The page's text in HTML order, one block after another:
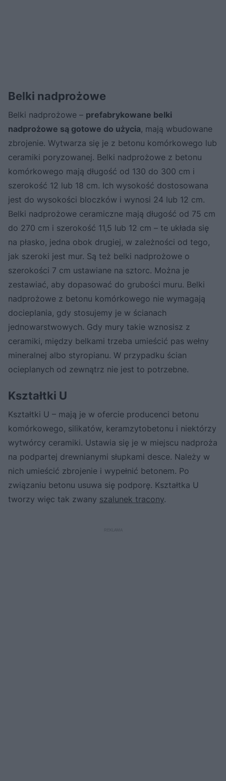
Belki nadprożowe
Belki nadprożowe – prefabrykowane belki
nadprożowe są gotowe do użycia, mają wbudowane
zbrojenie. Wytwarza się je z betonu komórkowego lub
ceramiki poryzowanej. Belki nadprożowe z betonu
komórkowego mają długość od 130 do 300 cm i
szerokość 12 lub 18 cm. Ich wysokość dostosowana
jest do wysokości bloczków i wynosi 24 lub 12 cm.
Belki nadprożowe ceramiczne mają długość od 75 cm
do 270 cm i szerokość 11,5 lub 12 cm – te układa się
na płasko, jedna obok drugiej, w zależności od tego,
jak szeroki jest mur. Są też belki nadprożowe o
szerokości 7 cm ustawiane na sztorc. Można je
zestawiać, aby dopasować do grubości muru. Belki
nadprożowe z betonu komórkowego nie wymagają
docieplania, gdy stosujemy je w ścianach
jednowarstwowych. Gdy mury takie wznosisz z
ceramiki, między belkami trzeba umieścić pas wełny
mineralnej albo styropianu. W przypadku ścian
ocieplanych od zewnątrz nie jest to potrzebne.
Kształtki U
Kształtki U – mają je w ofercie producenci betonu
komórkowego, silikatów, keramzytobetonu i niektórzy
wytwórcy ceramiki. Ustawia się je w miejscu nadproża
na podpartej drewnianymi słupkami desce. Należy w
nich umieścić zbrojenie i wypełnić betonem. Po
związaniu betonu usuwa się podporę. Kształtka U
tworzy więc tak zwany szalunek tracony.